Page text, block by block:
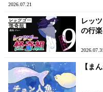
2026.07.21
レッ
の行楽
2026.07.31
【ま